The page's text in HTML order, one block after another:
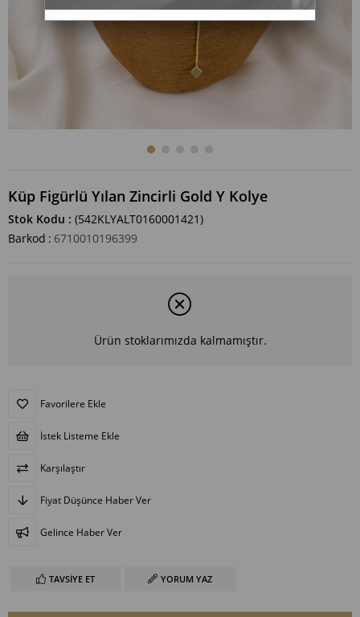
Küp Figürlü Yılan Zincirli Gold Y Kolye
Stok Kodu
(542KLYALT0160001421)
Barkod : 6710010196399
Ürün stoklarımızda kalmamıştır.
Favorilere Ekle
İstek Listeme Ekle
Karşılaştır
Fiyat Düşünce Haber Ver
Gelince Haber Ver
TAVSIYE ET YORUM YAZ